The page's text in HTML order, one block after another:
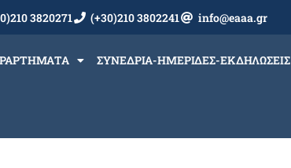
3820271 (+30)210 3802241 info@eaaa.gr
ΣΥΝΕΔΡΙΑ-ΗΜΕΡΙΔΕΣ-ΕΚΔΗΛΩΣΕΙΣ